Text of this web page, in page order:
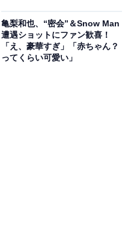
亀梨和也、“密会”＆Snow Man
遭遇ショットにファン歓喜！
「え、豪華すぎ」「赤ちゃん？
ってくらい可愛い」